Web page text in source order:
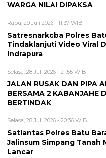
WARGA NILAI DIPAKSA
Rabu, 29 Juli 2026 - 11:37 WIB
Satresnarkoba Polres
Tindaklanjuti Video Viral
Indrapura
Selasa, 28 Juli 2026 - 21:55 WIB
JALAN RUSAK DAN PIPA
BERSAMA 2 KABANJAHE
BERTINDAK
Selasa, 28 Juli 2026 - 20:36 WIB
Satlantas Polres Batu
Jalinsum Simpang Tanah
Lancar